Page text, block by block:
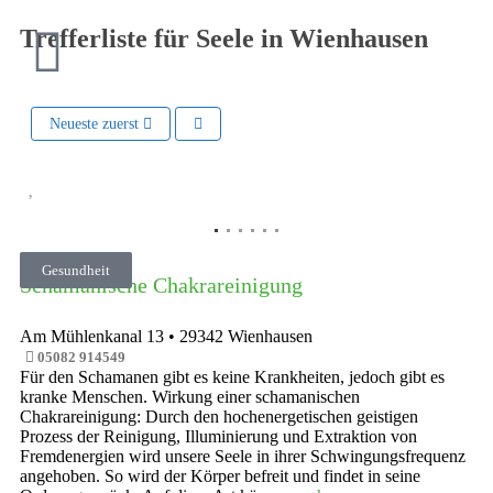
Trefferliste für Seele in Wienhausen
Neueste zuerst
Gesundheit
Schamanische Chakrareinigung
Am Mühlenkanal 13 • 29342 Wienhausen
05082 914549
Für den Schamanen gibt es keine Krankheiten, jedoch gibt es
kranke Menschen. Wirkung einer schamanischen
Chakrareinigung: Durch den hochenergetischen geistigen
Prozess der Reinigung, Illuminierung und Extraktion von
Fremdenergien wird unsere Seele in ihrer Schwingungsfrequenz
angehoben. So wird der Körper befreit und findet in seine